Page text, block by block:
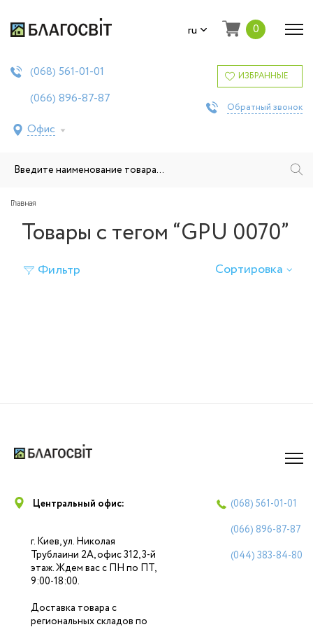
ru 0
(068) 561-01-01
(066) 896-87-87
Офис
ИЗБРАННЫЕ
Обратный звонок
Главная
Товары с тегом “GPU 0070”
Фильтр Сортировка
Центральный офис:
г. Киев, ул. Николая
Трублаини 2А, офис 312, 3-й
этаж. Ждем вас с ПН по ПТ,
9:00-18:00.
Доставка товара с
региональных складов по
(068) 561-01-01
(066) 896-87-87
(044) 383-84-80